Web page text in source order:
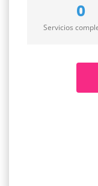
0
Servicios